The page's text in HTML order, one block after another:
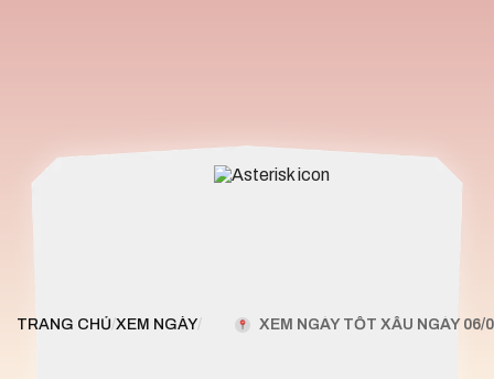
TRANG CHỦ/XEM NGÀY/ XEM NGÀY TỐT XẤU NGÀY 06/